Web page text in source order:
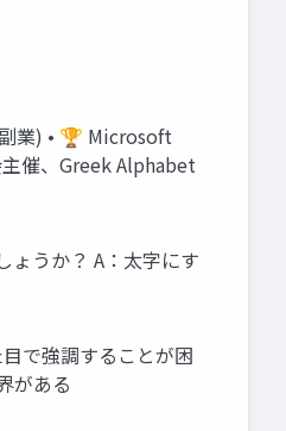
業) • 🏆 Microsoft
催、Greek Alphabet
ょうか？ A：太字にす
で強調することが困
がある